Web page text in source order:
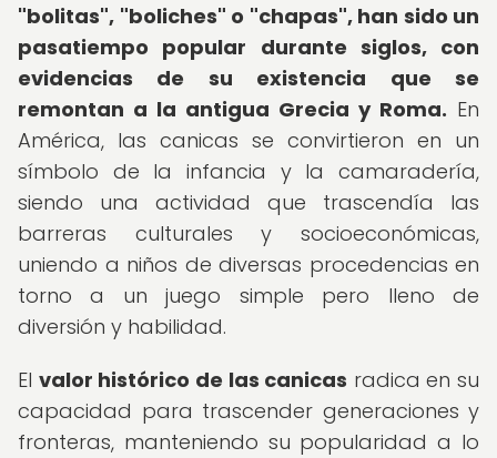
"bolitas", "boliches" o "chapas", han sido un
pasatiempo popular durante siglos, con
evidencias de su existencia que se
remontan a la antigua Grecia y Roma. En
América, las canicas se convirtieron en un
símbolo de la infancia y la camaradería,
siendo una actividad que trascendía las
barreras culturales y socioeconómicas,
uniendo a niños de diversas procedencias en
torno a un juego simple pero lleno de
diversión y habilidad.
El valor histórico de las canicas radica en su
capacidad para trascender generaciones y
fronteras, manteniendo su popularidad a lo